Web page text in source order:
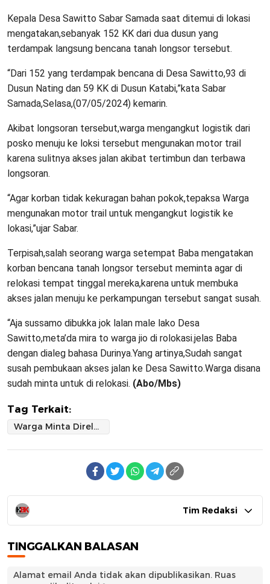
Kepala Desa Sawitto Sabar Samada saat ditemui di lokasi
mengatakan,sebanyak 152 KK dari dua dusun yang
terdampak langsung bencana tanah longsor tersebut.
“Dari 152 yang terdampak bencana di Desa Sawitto,93 di
Dusun Nating dan 59 KK di Dusun Katabi,”kata Sabar
Samada,Selasa,(07/05/2024) kemarin.
Akibat longsoran tersebut,warga mengangkut logistik dari
posko menuju ke loksi tersebut mengunakan motor trail
karena sulitnya akses jalan akibat tertimbun dan terbawa
longsoran.
“Agar korban tidak kekuragan bahan pokok,tepaksa Warga
mengunakan motor trail untuk mengangkut logistik ke
lokasi,”ujar Sabar.
Terpisah,salah seorang warga setempat Baba mengatakan
korban bencana tanah longsor tersebut meminta agar di
relokasi tempat tinggal mereka,karena untuk membuka
akses jalan menuju ke perkampungan tersebut sangat susah.
“Aja sussamo dibukka jok lalan male lako Desa
Sawitto,meta’da mira to warga jio di rolokasi.jelas Baba
dengan dialeg bahasa Durinya.Yang artinya,Sudah sangat
susah pembukaan akses jalan ke Desa Sawitto.Warga disana
sudah minta untuk di relokasi. (Abo/Mbs)
Tag Terkait:
Warga Minta Direlokasi
Tim Redaksi
TINGGALKAN BALASAN
Alamat email Anda tidak akan dipublikasikan. Ruas